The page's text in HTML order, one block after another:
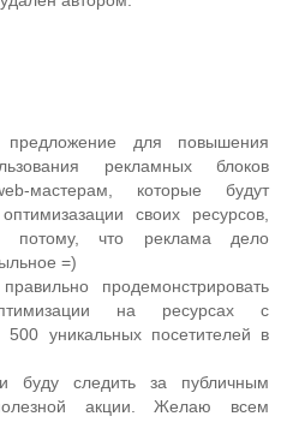
для повышения
рекламных блоков
мастерам, которые будут
своих ресурсов,
потому, что реклама дело
=)
продемонстрировать
на ресурсах с
уникальных посетителей в
буду следить за публичным
акции. Желаю всем